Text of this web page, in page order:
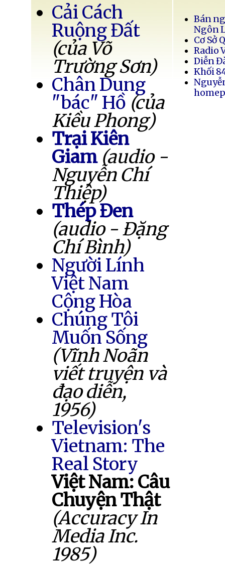
Cải Cách
Ruộng Đất
(của Võ
Trường Sơn)
Chân Dung
"bác" Hồ (của
Kiều Phong)
Trại Kiên
Giam (audio -
Nguyễn Chí
Thiệp)
Thép Đen
(audio - Đặng
Chí Bình)
Người Lính
Việt Nam
Cộng Hòa
Chúng Tôi
Muốn Sống
(Vĩnh Noãn
viết truyện và
đạo diễn,
1956)
Television's
Vietnam: The
Real Story
Việt Nam: Câu
Chuyện Thật
(Accuracy In
Media Inc.
1985)
Bán
Ngôn
Cơ Sở
Radio
Diễn
Khối